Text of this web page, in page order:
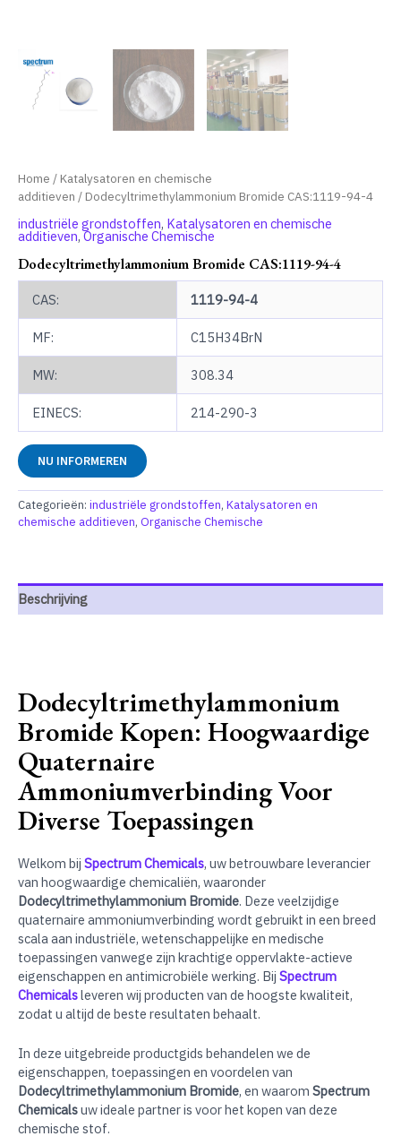
Home /Katalysatoren en chemische
additieven / Dodecyltrimethylammonium Bromide CAS:1119-94-4
industriële grondstoffen, Katalysatoren en chemische
additieven,Organische Chemische
Dodecyltrimethylammonium Bromide CAS:1119-94-4
CAS: 1119-94-4
MF: C15H34BrN
MW: 308.34
EINECS: 214-290-3
NU INFORMEREN
Categorieën: industriële grondstoffen, Katalysatoren en
chemische additieven, Organische Chemische
Beschrijving
Dodecyltrimethylammonium
Bromide Kopen: Hoogwaardige
Quaternaire
Ammoniumverbinding Voor
Diverse Toepassingen
Welkom bij Spectrum Chemicals, uw betrouwbare leverancier
van hoogwaardige chemicaliën, waaronder
Dodecyltrimethylammonium Bromide. Deze veelzijdige
quaternaire ammoniumverbinding wordt gebruikt in een breed
scala aan industriële, wetenschappelijke en medische
toepassingen vanwege zijn krachtige oppervlakte-actieve
eigenschappen en antimicrobiële werking. Bij Spectrum
Chemicalsleveren wij producten van de hoogste kwaliteit,
zodat u altijd de beste resultaten behaalt.
In deze uitgebreide productgids behandelen we de
eigenschappen, toepassingen en voordelen van
Dodecyltrimethylammonium Bromide, en waarom Spectrum
Chemicalsuw ideale partner is voor het kopen van deze
chemische stof.